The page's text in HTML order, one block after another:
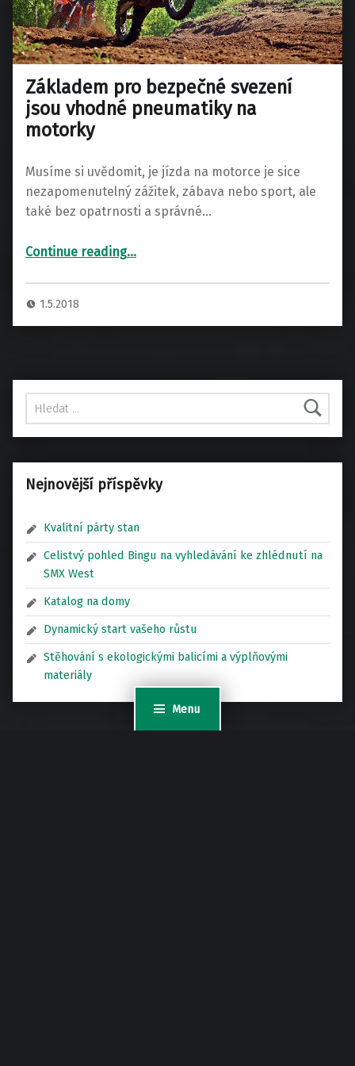
Menu
Základem pro bezpečné svezení
jsou vhodné pneumatiky na
motorky
Musíme si uvědomit, je jízda na motorce je sice
nezapomenutelný zážitek, zábava nebo sport, ale
také bez opatrnosti a správné…
Continue reading“Základem pro bezpečné svezení jsou vhodné pneumatiky na motorky”
…
1.5.2018
Vyhledávání
Nejnovější příspěvky
Kvalitní párty stan
Celistvý pohled Bingu na vyhledávání ke zhlédnutí na
SMX West
Katalog na domy
Dynamický start vašeho růstu
Stěhování s ekologickými balicími a výplňovými
materiály